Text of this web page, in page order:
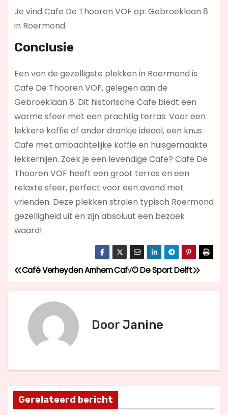
Je vind Cafe De Thooren VOF op: Gebroeklaan 8
in Roermond.
Conclusie
Een van de gezelligste plekken in Roermond is
Cafe De Thooren VOF, gelegen aan de
Gebroeklaan 8. Dit historische Cafe biedt een
warme sfeer met een prachtig terras. Voor een
lekkere koffie of ander drankje ideaal, een knus
Cafe met ambachtelijke koffie en huisgemaakte
lekkernijen. Zoek je een levendige Cafe? Cafe De
Thooren VOF heeft een groot terras en een
relaxte sfeer, perfect voor een avond met
vrienden. Deze plekken stralen typisch Roermond
gezelligheid uit en zijn absoluut een bezoek
waard!
B
e
t
Caf√© De Sport Delft
Café Verheyden Arnhem
Door Janine
Gerelateerd bericht